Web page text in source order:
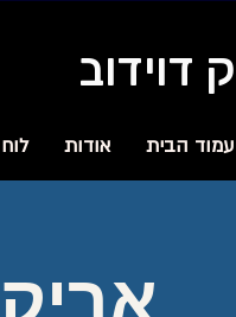
דוידוב
עמוד הבית אודות